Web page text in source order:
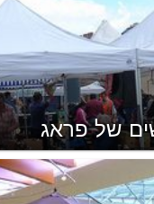
של פראג